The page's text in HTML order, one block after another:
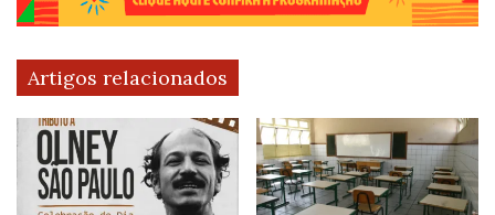
Artigos relacionados